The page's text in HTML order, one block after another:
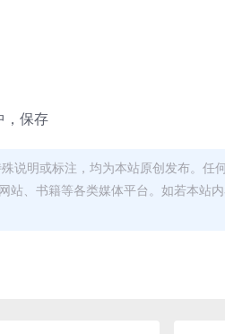
，保存
说明或标注，均为本站原创发布。
站、书籍等各类媒体平台。如若本站